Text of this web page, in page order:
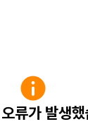
류가 발생